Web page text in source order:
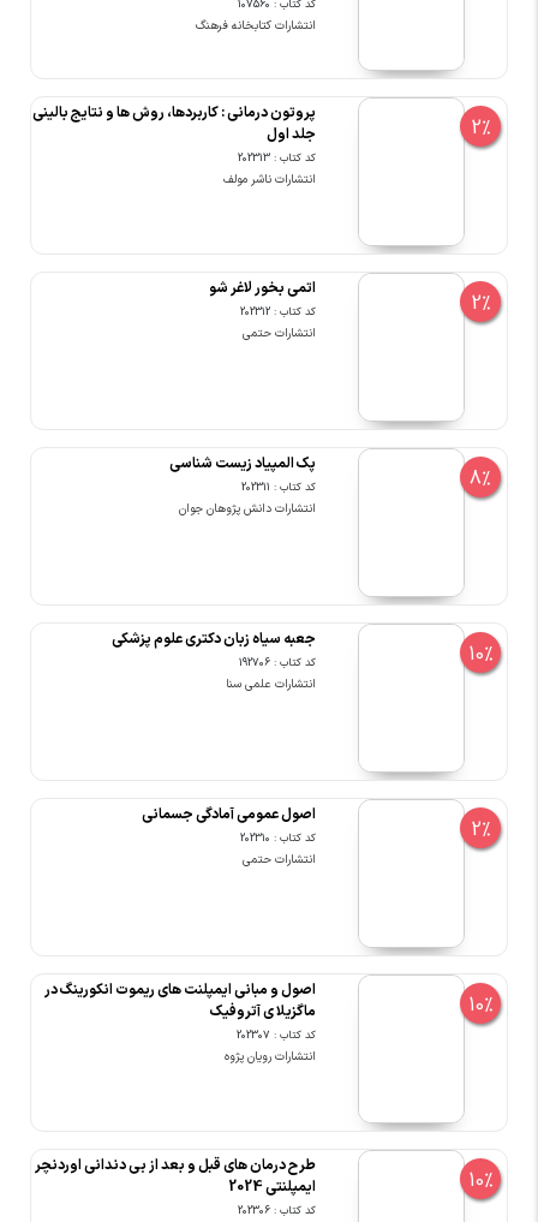
کد کتاب : 107560
انتشارات کتابخانه فرهنگ
2%
پروتون درمانی : کاربردها، روش ها و نتایج بالینی
جلد اول
کد کتاب : 202313
انتشارات ناشر مولف
2%
اتمی بخور لاغر شو
کد کتاب : 202312
انتشارات حتمی
8%
پک المپیاد زیست شناسی
کد کتاب : 202311
انتشارات دانش پژوهان جوان
10%
جعبه سیاه زبان دکتری علوم پزشکی
کد کتاب : 192706
انتشارات علمی سنا
2%
اصول عمومی آمادگی جسمانی
کد کتاب : 202310
انتشارات حتمی
10%
اصول و مبانی ایمپلنت های ریموت انکورینگ در
ماگزیلا ی آتروفیک
کد کتاب : 202307
انتشارات رویان پژوه
10%
طرح درمان های قبل و بعد از بی دندانی اوردنچر
ایمپلنتی 2024
کد کتاب : 202306